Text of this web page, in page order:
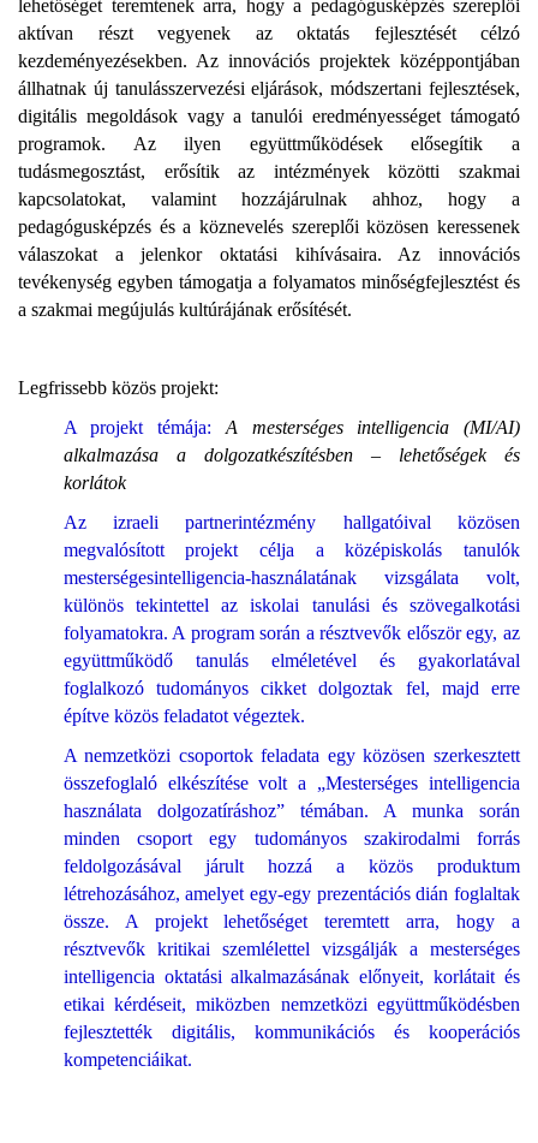
lehetőséget teremtenek arra, hogy a pedagógusképzés szereplői
aktívan részt vegyenek az oktatás fejlesztését célzó
kezdeményezésekben. Az innovációs projektek középpontjában
állhatnak új tanulásszervezési eljárások, módszertani fejlesztések,
digitális megoldások vagy a tanulói eredményességet támogató
programok. Az ilyen együttműködések elősegítik a
tudásmegosztást, erősítik az intézmények közötti szakmai
kapcsolatokat, valamint hozzájárulnak ahhoz, hogy a
pedagógusképzés és a köznevelés szereplői közösen keressenek
válaszokat a jelenkor oktatási kihívásaira. Az innovációs
tevékenység egyben támogatja a folyamatos minőségfejlesztést és
a szakmai megújulás kultúrájának erősítését.
Legfrissebb közös projekt:
A projekt témája: A mesterséges intelligencia (MI/AI)
alkalmazása a dolgozatkészítésben – lehetőségek és
korlátok
Az izraeli partnerintézmény hallgatóival közösen
megvalósított projekt célja a középiskolás tanulók
mesterségesintelligencia-használatának vizsgálata volt,
különös tekintettel az iskolai tanulási és szövegalkotási
folyamatokra. A program során a résztvevők először egy, az
együttműködő tanulás elméletével és gyakorlatával
foglalkozó tudományos cikket dolgoztak fel, majd erre
építve közös feladatot végeztek.
A nemzetközi csoportok feladata egy közösen szerkesztett
összefoglaló elkészítése volt a „Mesterséges intelligencia
használata dolgozatíráshoz” témában. A munka során
minden csoport egy tudományos szakirodalmi forrás
feldolgozásával járult hozzá a közös produktum
létrehozásához, amelyet egy-egy prezentációs dián foglaltak
össze. A projekt lehetőséget teremtett arra, hogy a
résztvevők kritikai szemlélettel vizsgálják a mesterséges
intelligencia oktatási alkalmazásának előnyeit, korlátait és
etikai kérdéseit, miközben nemzetközi együttműködésben
fejlesztették digitális, kommunikációs és kooperációs
kompetenciáikat.